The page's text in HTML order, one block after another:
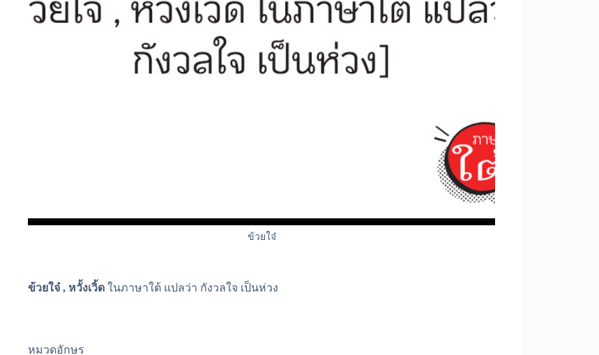
ข้วยใจ๋
ข้วยใจ๋ , หวั้งเวิ้ด ในภาษาใต้ แปลว่า กังวลใจ เป็นห่วง
หมวดอักษร